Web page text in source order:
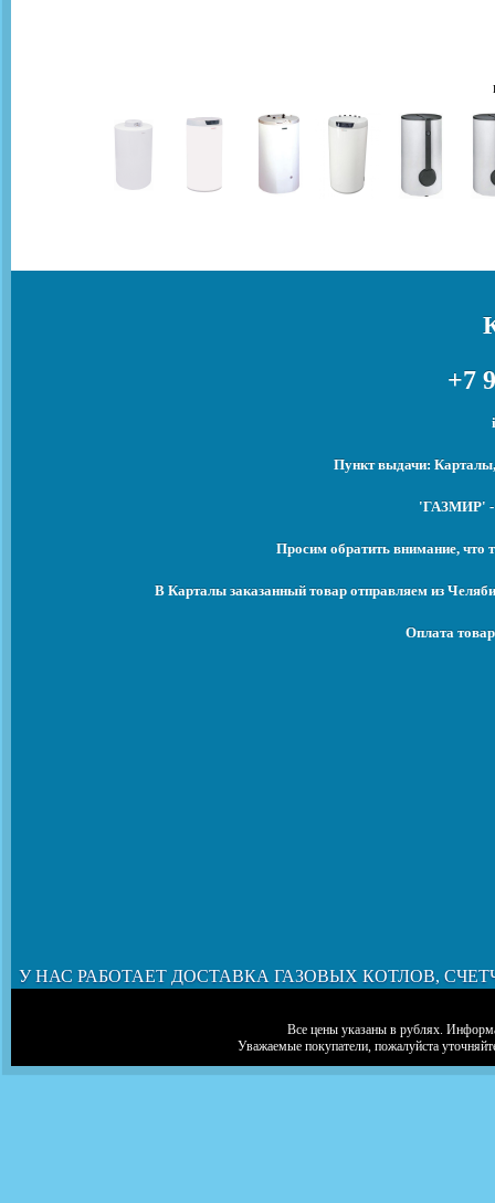
+7
Пункт выдачи:
'ГАЗМИР' -
Просим обратить внимание, что
В Карталы заказанный товар отправляем из
Оплата
У НАС РАБОТАЕТ ДОСТАВКА ГАЗОВЫХ КОТЛОВ,
Все цены указаны в рублях.
Уважаемые покупатели, пожалуйста